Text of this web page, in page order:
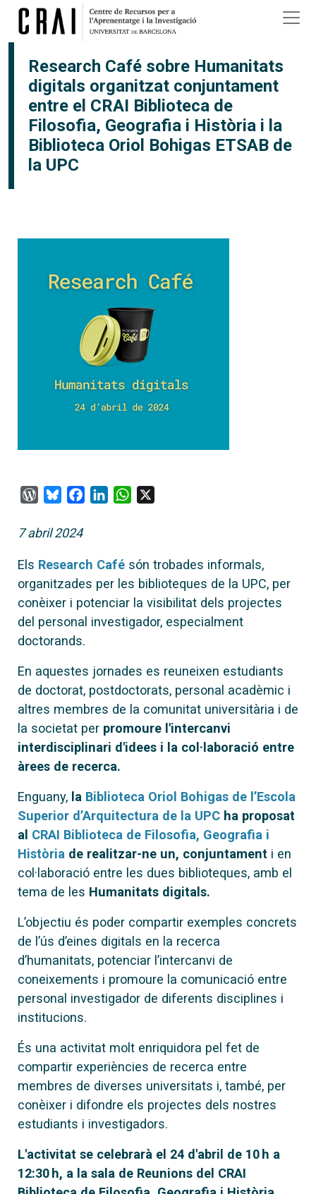
Vés al contingut
Research Café sobre Humanitats
digitals organitzat conjuntament
entre el CRAI Biblioteca de
Filosofia, Geografia i Història i la
Biblioteca Oriol Bohigas ETSAB de
la UPC
WordPress
BlueskyFacebook
LinkedInWhatsApp
7 abril 2024
Els Research Café són trobades informals,
organitzades per les biblioteques de la UPC, per
conèixer i potenciar la visibilitat dels projectes
del personal investigador, especialment
doctorands.
En aquestes jornades es reuneixen estudiants
de doctorat, postdoctorats, personal acadèmic i
altres membres de la comunitat universitària i de
la societat per promoure l'intercanvi
interdisciplinari d'idees i la col·laboració entre
àrees de recerca.
Enguany, la Biblioteca Oriol Bohigas de l’Escola
Superior d’Arquitectura de la UPC ha proposat
al CRAI Biblioteca de Filosofia, Geografia i
Història de realitzar-ne un, conjuntament i en
col·laboració entre les dues biblioteques, amb el
tema de les Humanitats digitals.
L’objectiu és poder compartir exemples concrets
de l’ús d’eines digitals en la recerca
d’humanitats, potenciar l’intercanvi de
coneixements i promoure la comunicació entre
personal investigador de diferents disciplines i
institucions.
És una activitat molt enriquidora pel fet de
compartir experiències de recerca entre
membres de diverses universitats i, també, per
conèixer i difondre els projectes dels nostres
estudiants i investigadors.
L'activitat se celebrarà el 24 d'abril de 10 h a
12:30 h, a la sala de Reunions del CRAI